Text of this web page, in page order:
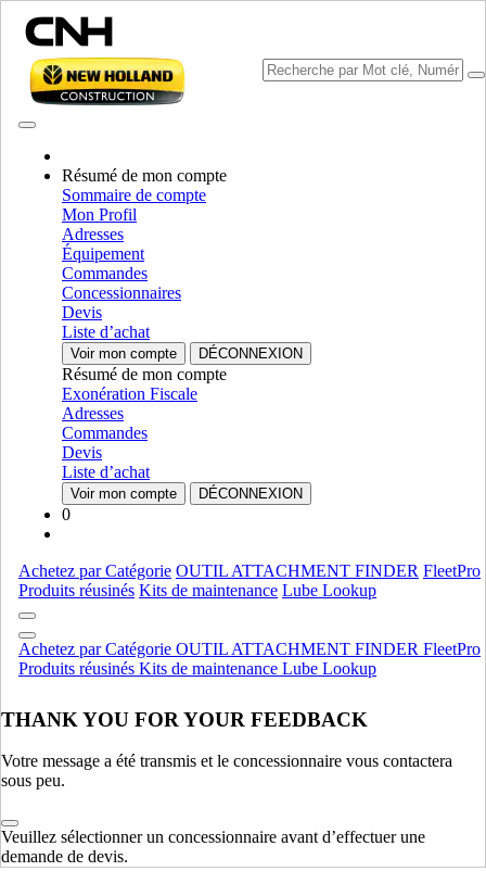
Résumé de mon compte
Sommaire de compte
Mon Profil
Adresses
Équipement
Commandes
Concessionnaires
Devis
Liste d’achat
Voir mon compte DÉCONNEXION
Résumé de mon compte
Exonération Fiscale
Adresses
Commandes
Devis
Liste d’achat
Voir mon compte DÉCONNEXION
0
Achetez par Catégorie OUTIL ATTACHMENT FINDER FleetPro
Produits réusinés Kits de maintenance Lube Lookup
Achetez par Catégorie OUTIL ATTACHMENT FINDER FleetPro
Produits réusinés Kits de maintenance Lube Lookup
THANK YOU FOR YOUR FEEDBACK
Votre message a été transmis et le concessionnaire vous contactera
sous peu.
Veuillez sélectionner un concessionnaire avant d’effectuer une
demande de devis.
Sélectionner marque
Fermer le Menu
ÉQUIPEMENT
AUTORÉPARATION
ÉQUIPEMENTALL ÉQUIPEMENT
Composants d’entraînement
Essieux Moteurs
Composants d’entraînement
Moteur
Ford Ford
MoteurAFFICHER TOUT
Compactage Compactage
Bouteurs Sur Chenilles
Équipement lourd
Équipement léger